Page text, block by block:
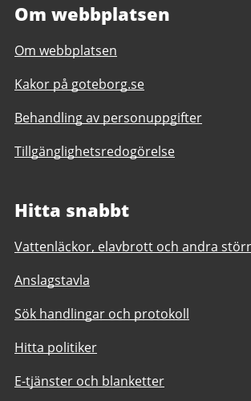
Om webbplatsen
Om webbplatsen
Kakor på goteborg.se
Behandling av personuppgifter
Tillgänglighetsredogörelse
Hitta snabbt
Vattenläckor, elavbrott och andra
Anslagstavla
Sök handlingar och protokoll
Hitta politiker
E-tjänster och blanketter